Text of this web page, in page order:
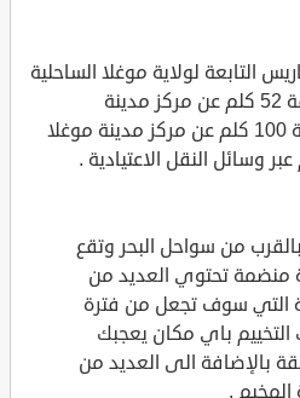
التابعة لولاية موغلا الساحلية
على بحر ايجة ، ويبعد مسافة 52 كلم عن مركز مدينة
مارماريس بينما يبعد مسافة 100 كلم عن مركز مدينة موغلا
وسائل النقل الاعتيادية .
من سواحل البحر وتقع
منضمة تحتوي العديد من
التي سوف تجعل من فترة
التخييم باي مكان يعجبك
بالإضافة الى العديد من
المخيم .